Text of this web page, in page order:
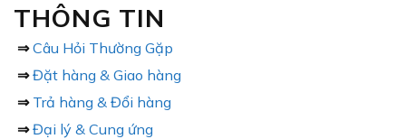
THÔNG TIN
⇒ Câu Hỏi Thường Gặp
⇒ Đặt hàng & Giao hàng
⇒ Trả hàng & Đổi hàng
⇒ Đại lý & Cung ứng